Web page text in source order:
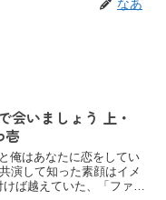
なあ
会いましょう 上・
壱
俺はあなたに恋をしてい
演して知った素顔はイメ
ば越えていた、「ファン